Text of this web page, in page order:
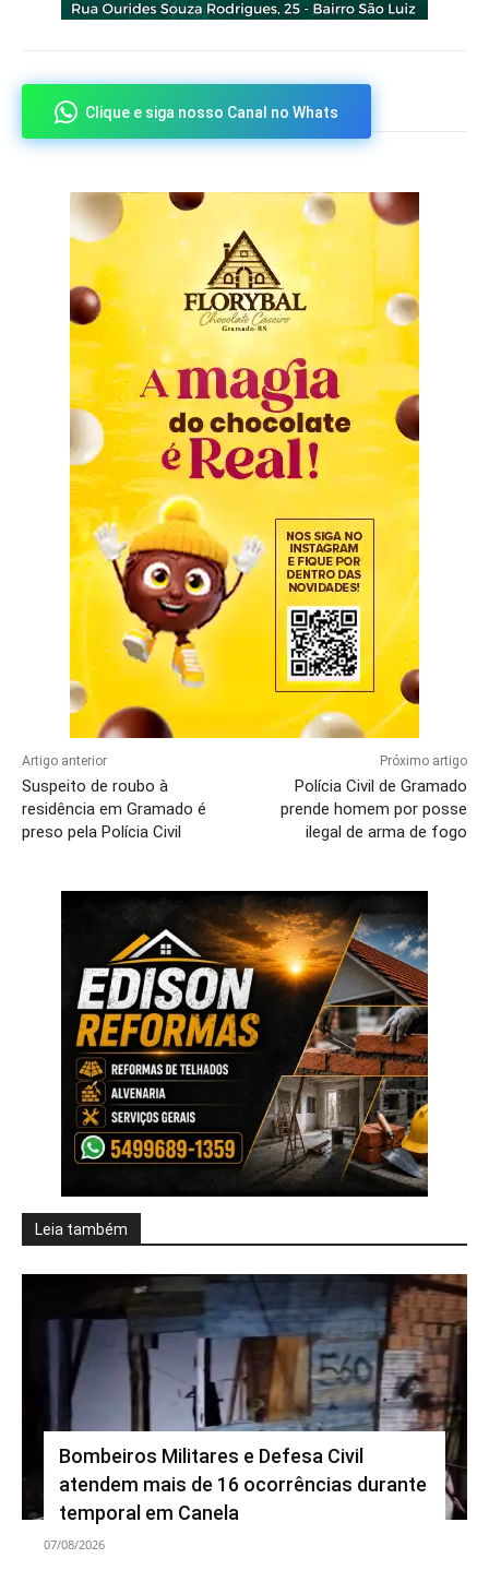
Clique e siga nosso Canal no Whats
Artigo anterior
Suspeito de roubo à
residência em Gramado é
preso pela Polícia Civil
Próximo artigo
Polícia Civil de Gramado
prende homem por posse
ilegal de arma de fogo
Leia também
Bombeiros Militares e Defesa Civil
atendem mais de 16 ocorrências durante
temporal em Canela
07/08/2026